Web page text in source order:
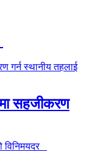
सहजीकरण